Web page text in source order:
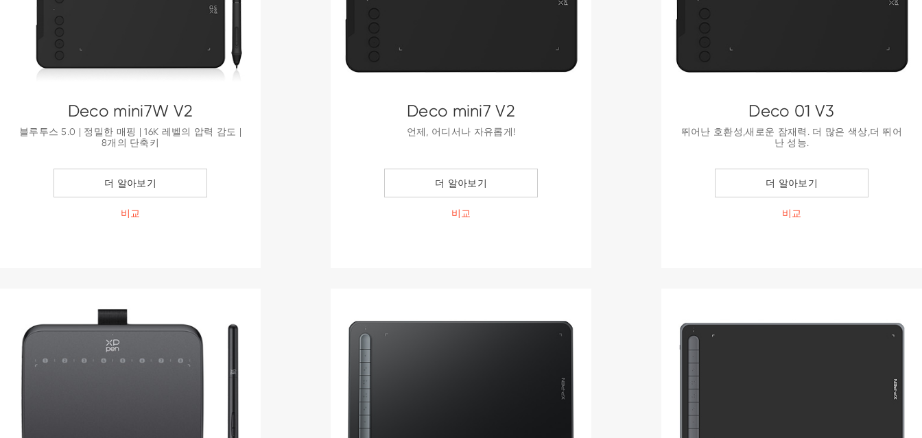
Deco mini7W V2
블루투스 5.0 | 정밀한 매핑 | 16K 레벨의 압력 감도 |
8개의 단축키
더 알아보기
비교
Deco mini7 V2
언제, 어디서나 자유롭게!
더 알아보기
비교
Deco 01 V3
뛰어난 호환성,새로운 잠재력. 더 많은 색상,더 뛰어
난 성능.
더 알아보기
비교